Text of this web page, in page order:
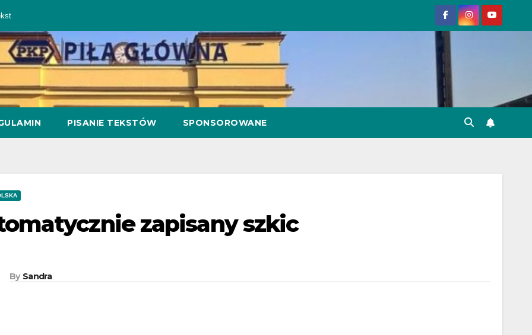
PISANIE TEKSTÓW SPONSOROWANE
zapisany szkic
By Sandra